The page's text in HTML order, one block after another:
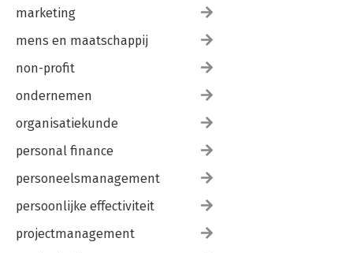
marketing
mens en maatschappij
non-profit
ondernemen
organisatiekunde
personal finance
personeelsmanagement
persoonlijke effectiviteit
projectmanagement